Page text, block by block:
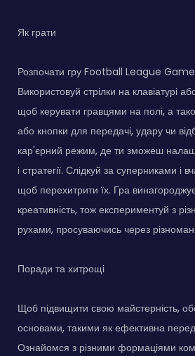
Як грати
Розпочати гру Football League
Використовуй стрілки на клавіатурі
щоб керувати гравцями на полі, а
або кнопки для передачі, удару чи
кар'єрний режим, де ти зможеш
і стратегії. Слідкуй за суперниками і
щоб перехитрити їх. Гра винагороджує
креативність, тож експериментуй з
рухами, просуваючись через
Поради та хитрощі
Щоб підвищити свою майстерність,
основами, такими як ефективна
Ознайомся з різними формаціями